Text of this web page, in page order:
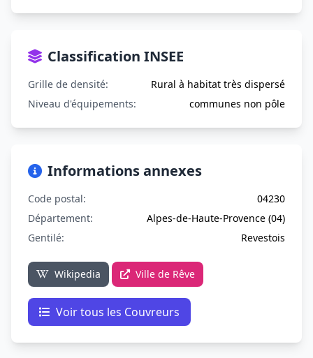
Classification INSEE
Grille de densité:
Rural à habitat très dispersé
Niveau d'équipements:
communes non pôle
Informations annexes
Code postal:
04230
Département:
Alpes-de-Haute-Provence (04)
Gentilé:
Revestois
Wikipedia Ville de Rêve
Voir tous les Couvreurs